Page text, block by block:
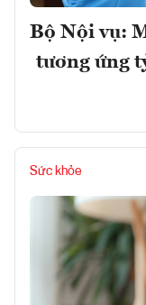
Bộ Nội vụ:
tương ứng
Sức khỏe